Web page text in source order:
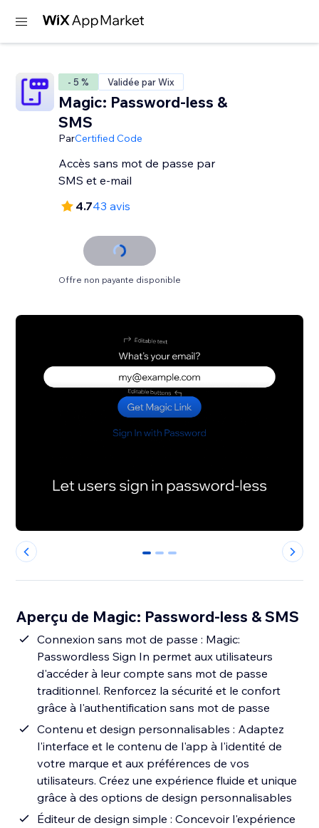
- 5 % Validée par Wix
Magic: Password-less &
SMS
ParCertified Code
Accès sans mot de passe par
SMS et e-mail
4.743 avis
Offre non payante disponible
0 1 2
Aperçu de Magic: Password-less & SMS
Connexion sans mot de passe : Magic:
Passwordless Sign In permet aux utilisateurs
d'accéder à leur compte sans mot de passe
traditionnel. Renforcez la sécurité et le confort
grâce à l'authentification sans mot de passe
Contenu et design personnalisables : Adaptez
l'interface et le contenu de l'app à l'identité de
votre marque et aux préférences de vos
utilisateurs. Créez une expérience fluide et unique
grâce à des options de design personnalisables
Éditeur de design simple : Concevoir l'expérience